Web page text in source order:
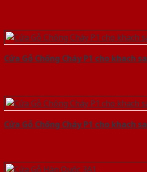
Cửa Gỗ Chống Cháy P1 cho khach
Cửa Gỗ Chống Cháy P1 cho khach